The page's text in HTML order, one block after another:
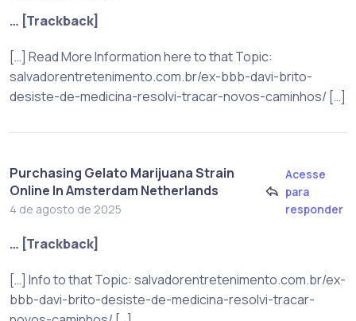
… [Trackback]
[…] Read More Information here to that Topic:
salvadorentretenimento.com.br/ex-bbb-davi-brito-
desiste-de-medicina-resolvi-tracar-novos-caminhos/ […]
Purchasing Gelato Marijuana Strain
Online In Amsterdam Netherlands
4 de agosto de 2025
Acesse
para
responder
… [Trackback]
[…] Info to that Topic: salvadorentretenimento.com.br/ex-
bbb-davi-brito-desiste-de-medicina-resolvi-tracar-